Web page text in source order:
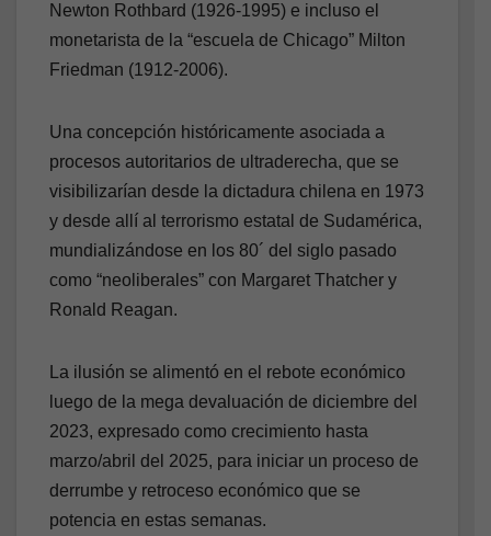
Newton Rothbard (1926-1995) e incluso el
monetarista de la “escuela de Chicago” Milton
Friedman (1912-2006).
Una concepción históricamente asociada a
procesos autoritarios de ultraderecha, que se
visibilizarían desde la dictadura chilena en 1973
y desde allí al terrorismo estatal de Sudamérica,
mundializándose en los 80´ del siglo pasado
como “neoliberales” con Margaret Thatcher y
Ronald Reagan.
La ilusión se alimentó en el rebote económico
luego de la mega devaluación de diciembre del
2023, expresado como crecimiento hasta
marzo/abril del 2025, para iniciar un proceso de
derrumbe y retroceso económico que se
potencia en estas semanas.